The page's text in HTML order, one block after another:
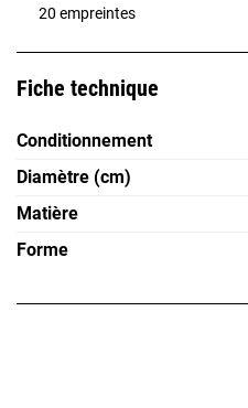
20 empreintes
Fiche technique
Conditionnement
Diamètre (cm)
Matière
Forme